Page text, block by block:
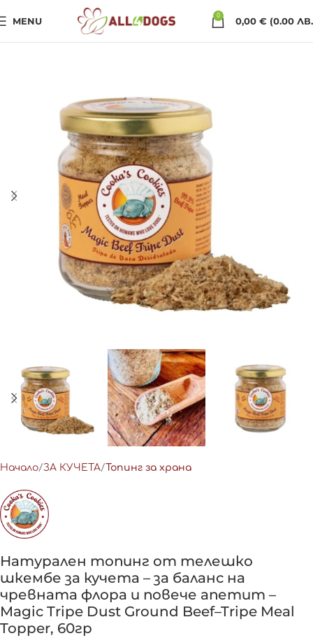
MENU 0 0,00 € (0.00
Начало ЗА КУЧЕТА Топинг за храна
Натурален топинг от телешко
шкембе за кучета – за баланс на
чревната флора и повече апетит –
Magic Tripe Dust Ground Beef–Tripe Meal
Topper, 60гр